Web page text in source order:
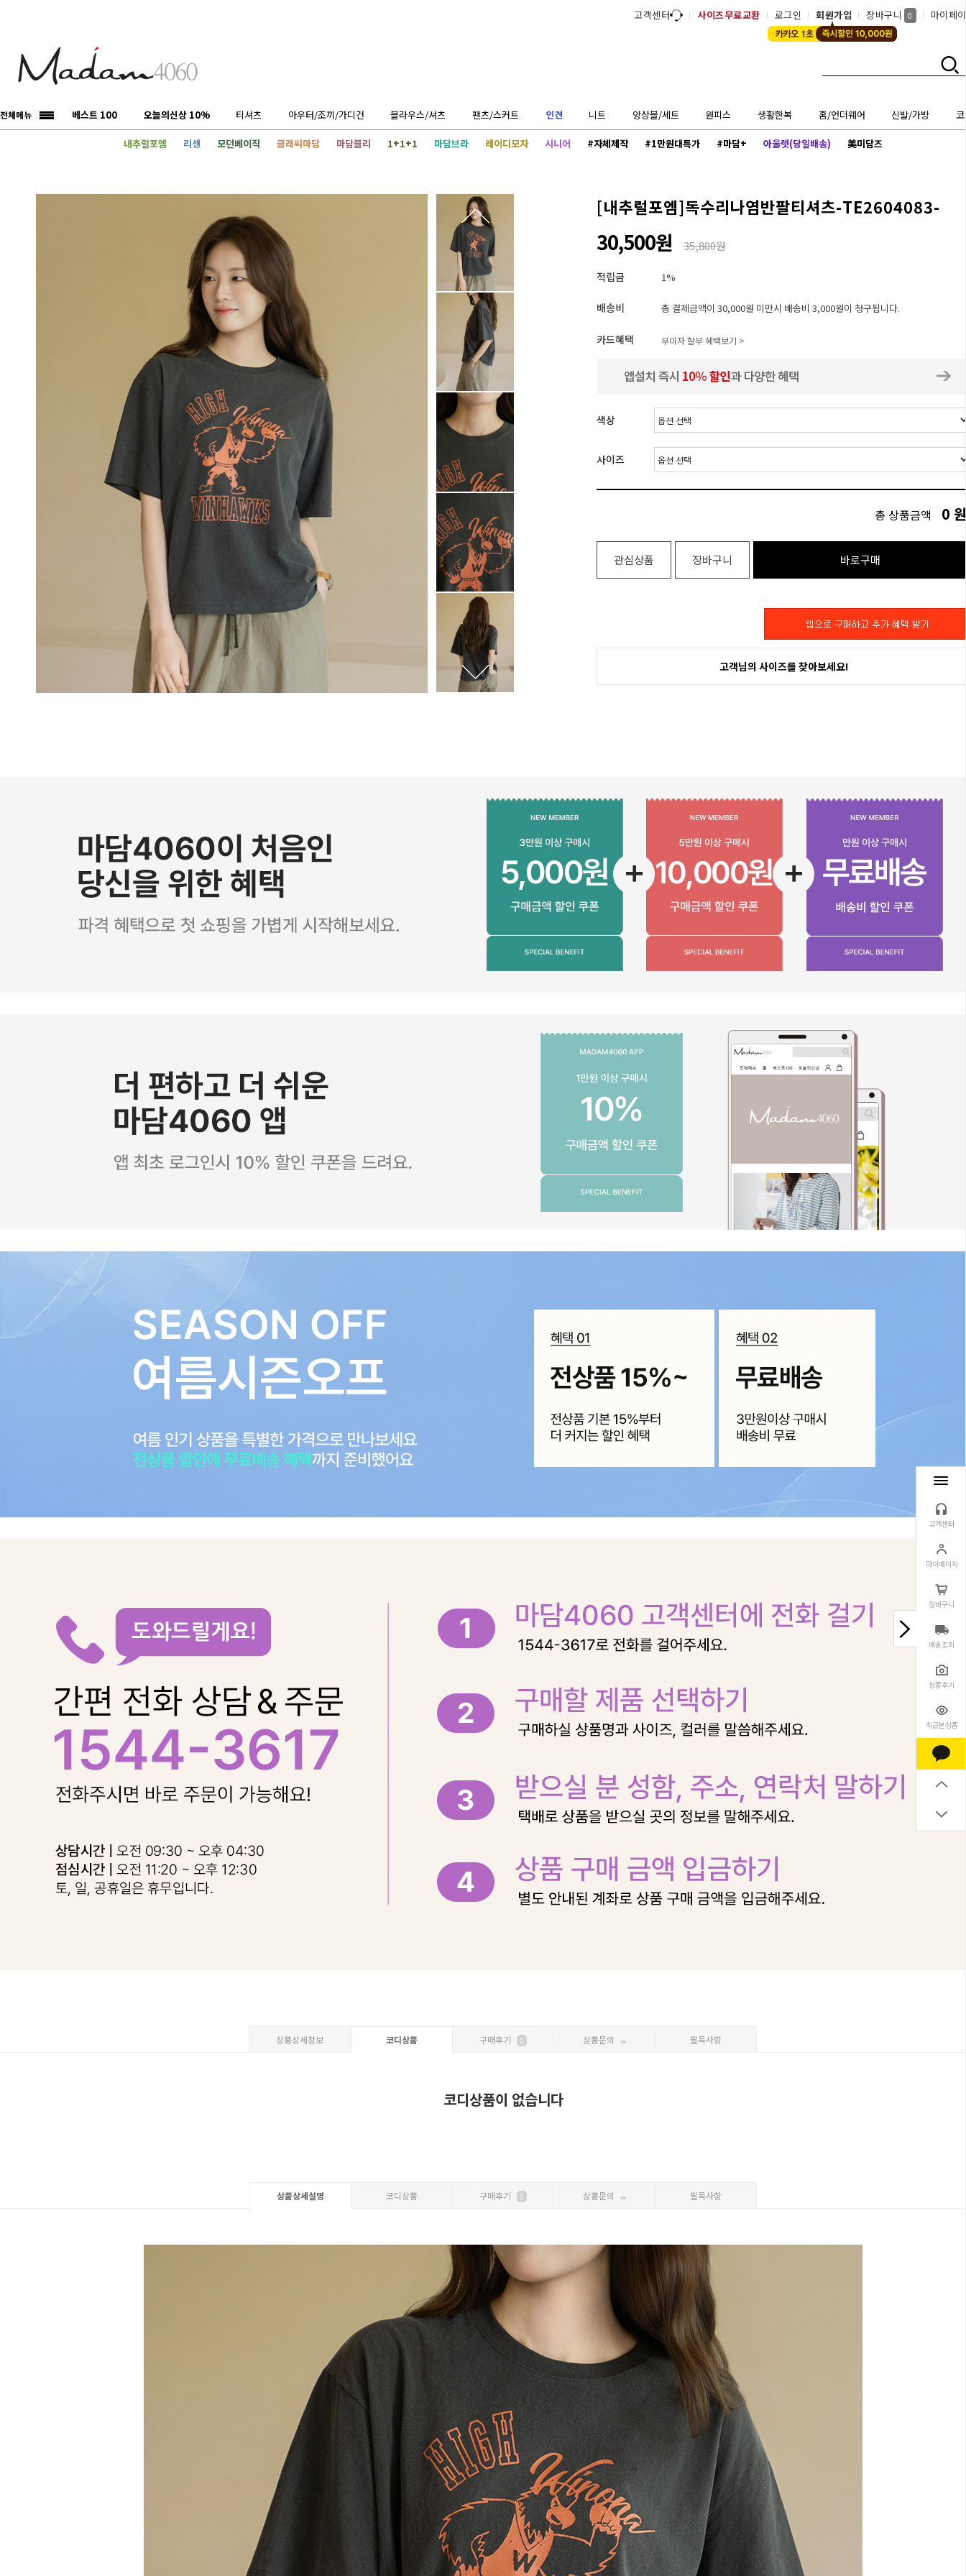
고객센터
마이페이지
장바구니
배송조회
상품후기
최근본상품
고객센터 사이즈무료교환 로그인 회원가입 장바구니 0 마이페
전체메뉴 베스트 100 오늘의신상 10% 티셔츠 아우터/조끼/가디건 블라우스/셔츠 팬츠/스커트 인견 니트 앙상블/세트 원피스 생활한복 홈/언더웨어 신발/가방
내추럴포엠 리센 모던베이직 클래씨마담 마담블리 1+1+1 마담브라 레이디모자 시니어 #자체제작 #1만원대특가 #마담+ 아울렛(당일배송) 美미담즈
[내추럴포엠]독수리나염반팔티셔츠-TE2604083-
30,500원 35,800원
적립금 1%
배송비 총 결제금액이 30,000원 미만시 배송비 3,000원이 청구됩니다.
카드혜택 무이자 할부 혜택보기 >
색상
사이즈
총 상품금액 0 원
관심상품 장바구니 바로구매
고객님의 사이즈를 찾아보세요!
상품상세정보 코디상품 구매후기 0 상품문의 필독사항
코디상품이 없습니다
상품상세설명 코디상품 구매후기 0 상품문의 필독사항